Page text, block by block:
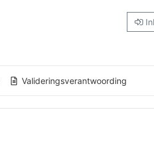
Valideringsverantwoording